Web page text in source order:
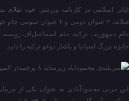
فنلاند، ۲ عنوان دومی و ۲
جام جمهوریت ترکیه، جام اسماعیل‌اف
جایزه بزرگ اسپانیا و یاشار دوغو ترکیه را دارد.
این مربی محمودآبادی به عنوان یکی از